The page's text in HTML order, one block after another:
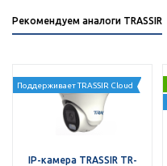
Рекомендуем аналоги TRASSIR
Поддерживает TRASSIR Cloud
IP-камера TRASSIR TR-